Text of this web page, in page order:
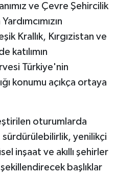
ve Çevre Şehircilik
Krallık, Kırgızistan ve
katılımın
Türkiye'nin
konumu açıkça ortaya
oturumlarda
yenilikçi
inşaat ve akıllı şehirler
başlıklar